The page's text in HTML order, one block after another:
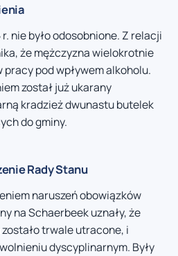
nie było odosobnione. Z relacji
że mężczyzna wielokrotnie
pod wpływem alkoholu.
został już ukarany
kradzież dwunastu butelek
do gminy.
Rady Stanu
naruszeń obowiązków
na Schaerbeek uznały, że
trwale utracone, i
dyscyplinarnym. Były